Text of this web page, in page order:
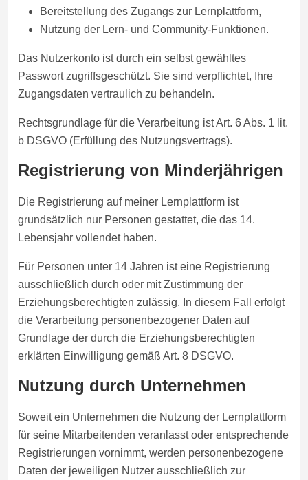
Bereitstellung des Zugangs zur Lernplattform,
Nutzung der Lern- und Community-Funktionen.
Das Nutzerkonto ist durch ein selbst gewähltes
Passwort zugriffsgeschützt. Sie sind verpflichtet, Ihre
Zugangsdaten vertraulich zu behandeln.
Rechtsgrundlage für die Verarbeitung ist Art. 6 Abs. 1 lit.
b DSGVO (Erfüllung des Nutzungsvertrags).
Registrierung von Minderjährigen
Die Registrierung auf meiner Lernplattform ist
grundsätzlich nur Personen gestattet, die das 14.
Lebensjahr vollendet haben.
Für Personen unter 14 Jahren ist eine Registrierung
ausschließlich durch oder mit Zustimmung der
Erziehungsberechtigten zulässig. In diesem Fall erfolgt
die Verarbeitung personenbezogener Daten auf
Grundlage der durch die Erziehungsberechtigten
erklärten Einwilligung gemäß Art. 8 DSGVO.
Nutzung durch Unternehmen
Soweit ein Unternehmen die Nutzung der Lernplattform
für seine Mitarbeitenden veranlasst oder entsprechende
Registrierungen vornimmt, werden personenbezogene
Daten der jeweiligen Nutzer ausschließlich zur